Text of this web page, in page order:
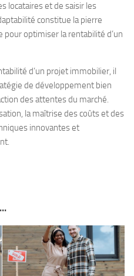
locataires et de saisir les
constitue la pierre
pour optimiser la rentabilité d’un
d’un projet immobilier, il
de développement bien
des attentes du marché.
la maîtrise des coûts et des
innovantes et